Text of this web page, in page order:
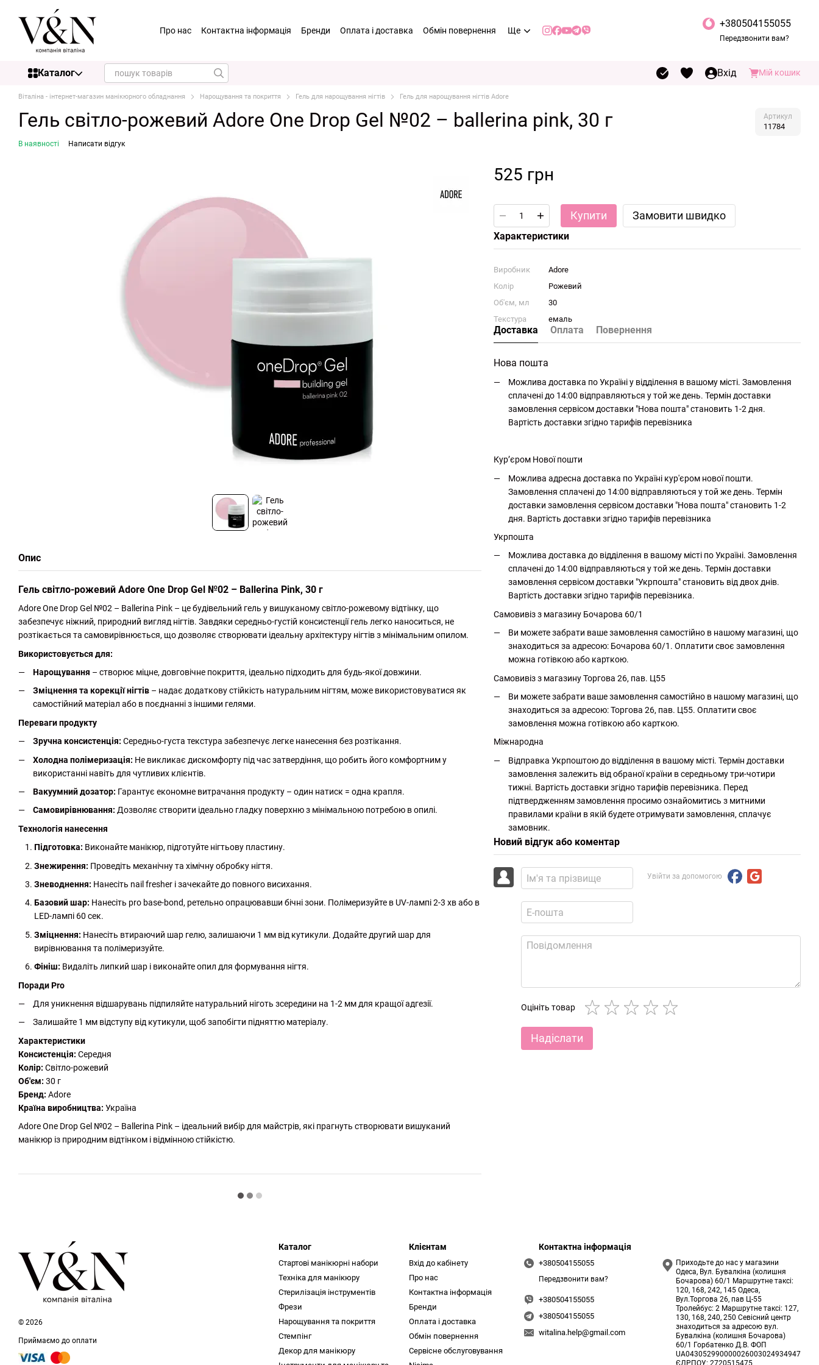
Перейти до основного контенту
Про нас Контактна інформація Бренди Оплата і доставка Обмін повернення Ще
+380504155055
Передзвонити вам?
Каталог Вхід Мій кошик
Віталіна - інтернет-магазин манікюрного обладнання Нарощування та покриття Гель для нарощування нігтів Гель для нарощування нігтів Adore
Гель світло-рожевий Adore One Drop Gel №02 – ballerina pink, 30 г Артикул
11784
В наявності Написати відгук
Опис
Гель світло-рожевий Adore One Drop Gel №02 – Ballerina Pink, 30 г
Adore One Drop Gel №02 – Ballerina Pink – це будівельний гель у вишуканому світло-рожевому відтінку, що
забезпечує ніжний, природний вигляд нігтів. Завдяки середньо-густій консистенції гель легко наноситься, не
розтікається та самовирівнюється, що дозволяє створювати ідеальну архітектуру нігтів з мінімальним опилом.
Використовується для:
Нарощування – створює міцне, довговічне покриття, ідеально підходить для будь-якої довжини.
Зміцнення та корекції нігтів – надає додаткову стійкість натуральним нігтям, може використовуватися як
самостійний матеріал або в поєднанні з іншими гелями.
Переваги продукту
Зручна консистенція: Середньо-густа текстура забезпечує легке нанесення без розтікання.
Холодна полімеризація: Не викликає дискомфорту під час затвердіння, що робить його комфортним у
використанні навіть для чутливих клієнтів.
Вакуумний дозатор: Гарантує економне витрачання продукту – один натиск = одна крапля.
Самовирівнювання: Дозволяє створити ідеально гладку поверхню з мінімальною потребою в опилі.
Технологія нанесення
Підготовка: Виконайте манікюр, підготуйте нігтьову пластину.
Знежирення: Проведіть механічну та хімічну обробку нігтя.
Зневоднення: Нанесіть nail fresher і зачекайте до повного висихання.
Базовий шар: Нанесіть pro base-bond, ретельно опрацювавши бічні зони. Полімеризуйте в UV-лампі 2-3 хв або в
LED-лампі 60 сек.
Зміцнення: Нанесіть втираючий шар гелю, залишаючи 1 мм від кутикули. Додайте другий шар для
вирівнювання та полімеризуйте.
Фініш: Видаліть липкий шар і виконайте опил для формування нігтя.
Поради Pro
Для уникнення відшарувань підпиляйте натуральний ніготь зсередини на 1-2 мм для кращої адгезії.
Залишайте 1 мм відступу від кутикули, щоб запобігти підняттю матеріалу.
Характеристики
Консистенція: Середня
Колір: Світло-рожевий
Об'єм: 30 г
Бренд: Adore
Країна виробництва: Україна
Adore One Drop Gel №02 – Ballerina Pink – ідеальний вибір для майстрів, які прагнуть створювати вишуканий
манікюр із природним відтінком і відмінною стійкістю.
525 грн
Купити Замовити швидко
Характеристики
Виробник
Adore
Колір
Рожевий
Об'єм, мл
30
Текстура
емаль
Доставка Оплата Повернення
Нова пошта
Можлива доставка по Україні у відділення в вашому місті. Замовлення
сплачені до 14:00 відправляються у той же день. Термін доставки
замовлення сервісом доставки "Нова пошта" становить 1-2 дня.
Вартість доставки згідно тарифів перевізника
Кур’єром Нової пошти
Можлива адресна доставка по Україні кур'єром нової пошти.
Замовлення сплачені до 14:00 відправляються у той же день. Термін
доставки замовлення сервісом доставки "Нова пошта" становить 1-2
дня. Вартість доставки згідно тарифів перевізника
Укрпошта
Можлива доставка до відділення в вашому місті по Україні. Замовлення
сплачені до 14:00 відправляються у той же день. Термін доставки
замовлення сервісом доставки "Укрпошта" становить від двох днів.
Вартість доставки згідно тарифів перевізника.
Самовивіз з магазину Бочарова 60/1
Ви можете забрати ваше замовлення самостійно в нашому магазині, що
знаходиться за адресою: Бочарова 60/1. Оплатити своє замовлення
можна готівкою або карткою.
Самовивіз з магазину Торгова 26, пав. Ц55
Ви можете забрати ваше замовлення самостійно в нашому магазині, що
знаходиться за адресою: Торгова 26, пав. Ц55. Оплатити своє
замовлення можна готівкою або карткою.
Міжнародна
Відправка Укрпоштою до відділення в вашому місті. Термін доставки
замовлення залежить від обраної країни в середньому три-чотири
тижні. Вартість доставки згідно тарифів перевізника. Перед
підтвердженням замовлення просимо ознайомитись з митними
правилами країни в якій будете отримувати замовлення, сплачує
замовник.
Новий відгук або коментар
Увійти за допомогою
Оцініть товар
Надіслати
© 2026
Приймаємо до оплати
Каталог
Стартові манікюрні набори
Техніка для манікюру
Стерилізація інструментів
Фрези
Нарощування та покриття
Стемпінг
Декор для манікюру
Клієнтам
Вхід до кабінету
Про нас
Контактна інформація
Бренди
Оплата і доставка
Обмін повернення
Сервісне обслуговування
Контактна інформація
+380504155055
Передзвонити вам?
+380504155055
+380504155055
witalina.help@gmail.com
Приходьте до нас у магазини
Одеса, Вул. Бувалкіна (колишня
Бочарова) 60/1 Маршрутне таксі:
120, 168, 242, 145 Одеса,
Вул.Торгова 26, пав Ц-55
Тролейбус: 2 Маршрутне таксі: 127,
130, 168, 240, 250 Севісний центр
знаходиться за адресою вул.
Бувалкіна (колишня Бочарова)
60/1 Горбатенко Д.В. ФОП
UA043052990000026003024934947
ЄДРПОУ: 2720515475